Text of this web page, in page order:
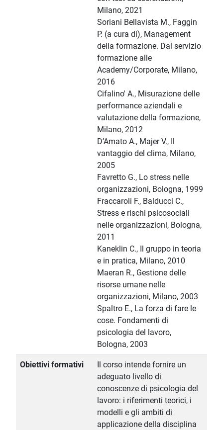
Milano, 2021
Soriani Bellavista M., Faggin
P. (a cura di), Management
della formazione. Dal servizio
formazione alle
Academy/Corporate, Milano,
2016
Cifalino' A., Misurazione delle
performance aziendali e
valutazione della formazione,
Milano, 2012
D’Amato A., Majer V., Il
vantaggio del clima, Milano,
2005
Favretto G., Lo stress nelle
organizzazioni, Bologna, 1999
Fraccaroli F., Balducci C.,
Stress e rischi psicosociali
nelle organizzazioni, Bologna,
2011
Kaneklin C., Il gruppo in teoria
e in pratica, Milano, 2010
Maeran R., Gestione delle
risorse umane nelle
organizzazioni, Milano, 2003
Spaltro E., La forza di fare le
cose. Fondamenti di
psicologia del lavoro,
Bologna, 2003
Obiettivi formativi
Il corso intende fornire un
adeguato livello di
conoscenze di psicologia del
lavoro: i riferimenti teorici, i
modelli e gli ambiti di
applicazione della disciplina